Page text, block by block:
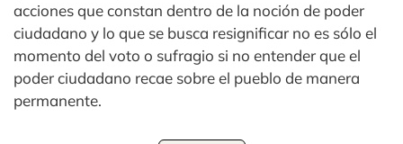
acciones que constan dentro de la noción de poder
ciudadano y lo que se busca resignificar no es sólo el
momento del voto o sufragio si no entender que el
poder ciudadano recae sobre el pueblo de manera
permanente.